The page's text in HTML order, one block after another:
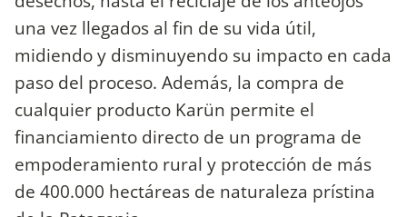
una vez llegados al fin de su vida útil,
midiendo y disminuyendo su impacto en cada
paso del proceso. Además, la compra de
cualquier producto Karün permite el
financiamiento directo de un programa de
empoderamiento rural y protección de más
de 400.000 hectáreas de naturaleza prístina